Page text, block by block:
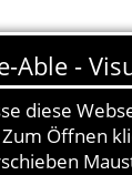
ab 351,00 €
mehr